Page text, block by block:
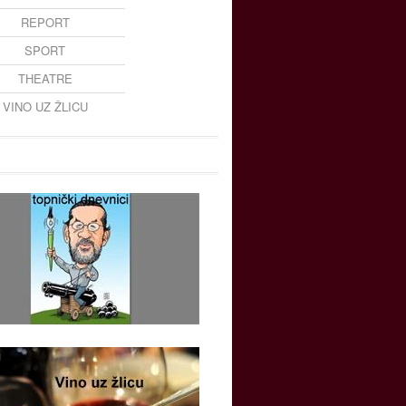
REPORT
SPORT
THEATRE
VINO UZ ŽLICU